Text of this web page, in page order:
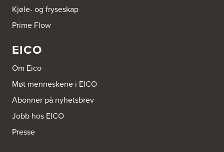
Kjøle- og fryseskap
Prime Flow
EICO
Om Eico
Møt menneskene i EICO
Abonner på nyhetsbrev
Jobb hos EICO
Presse